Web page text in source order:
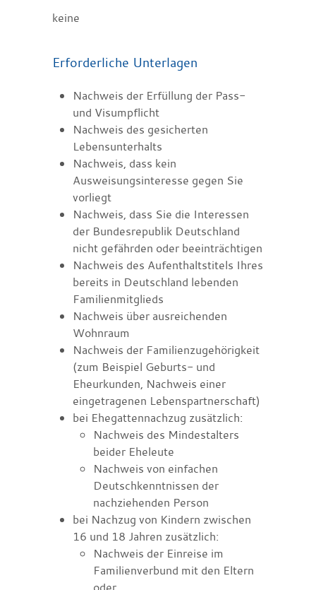
keine
Erforderliche Unterlagen
Nachweis der Erfüllung der Pass-
und Visumpflicht
Nachweis des gesicherten
Lebensunterhalts
Nachweis, dass kein
Ausweisungsinteresse gegen Sie
vorliegt
Nachweis, dass Sie die Interessen
der Bundesrepublik Deutschland
nicht gefährden oder beeinträchtigen
Nachweis des Aufenthaltstitels Ihres
bereits in Deutschland lebenden
Familienmitglieds
Nachweis über ausreichenden
Wohnraum
Nachweis der Familienzugehörigkeit
(zum Beispiel Geburts- und
Eheurkunden, Nachweis einer
eingetragenen Lebenspartnerschaft)
bei Ehegattennachzug zusätzlich:
Nachweis des Mindestalters
beider Eheleute
Nachweis von einfachen
Deutschkenntnissen der
nachziehenden Person
bei Nachzug von Kindern zwischen
16 und 18 Jahren zusätzlich:
Nachweis der Einreise im
Familienverbund mit den Eltern
oder